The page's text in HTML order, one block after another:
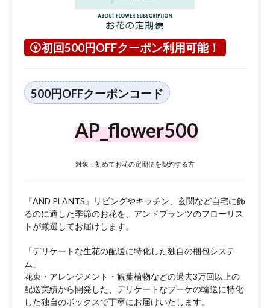
初回500円OFFクーポン利用可能！
500円OFFクーポンコード
AP_flower500
対象：初めてお花の定期便を契約する方
『AND PLANTS』リビングやキッチン、玄関など自宅に飾
るのに適した季節のお花を、アンドプランツのフローリス
トが厳選してお届けします。
「デリケートな生花の配送に特化した独自の梱包システ
ム」
花束・アレンジメント・観葉植物などの過去3万回以上の
配送実績から開発した、デリケートなブーケの輸送に特化
した独自のボックスで丁寧にお届けいたします。